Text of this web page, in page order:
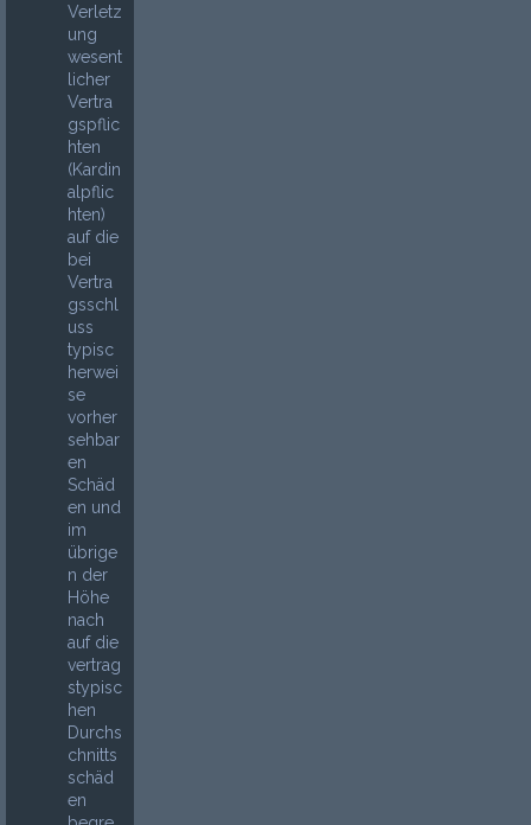
Verletz
ung
wesent
licher
Vertra
gspflic
hten
(Kardin
alpflic
hten)
auf die
bei
Vertra
gsschl
uss
typisc
herwei
se
vorher
sehbar
en
Schäd
en und
im
übrige
n der
Höhe
nach
auf die
vertrag
stypisc
hen
Durchs
chnitts
schäd
en